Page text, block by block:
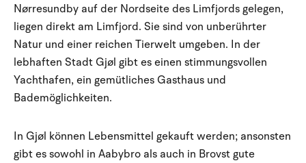
Nørresundby auf der Nordseite des Limfjords gelegen,
liegen direkt am Limfjord. Sie sind von unberührter
Natur und einer reichen Tierwelt umgeben. In der
lebhaften Stadt Gjøl gibt es einen stimmungsvollen
Yachthafen, ein gemütliches Gasthaus und
Bademöglichkeiten.
In Gjøl können Lebensmittel gekauft werden; ansonsten
gibt es sowohl in Aabybro als auch in Brovst gute